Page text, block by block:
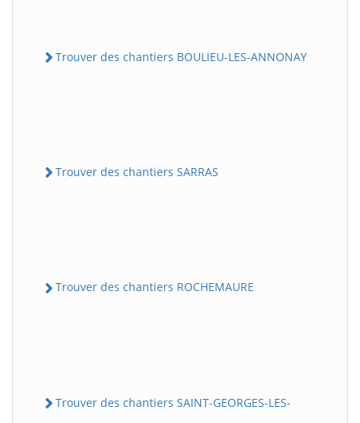
Trouver des chantiers BOULIEU-LES-ANNONAY
Trouver des chantiers SARRAS
Trouver des chantiers ROCHEMAURE
Trouver des chantiers SAINT-GEORGES-LES-